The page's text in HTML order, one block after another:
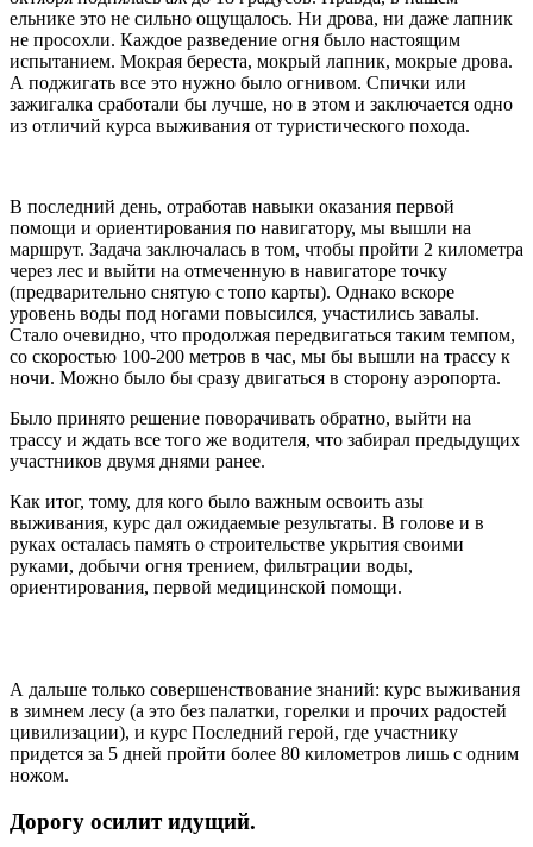
ельнике это не сильно ощущалось. Ни дрова, ни даже лапник
не просохли. Каждое разведение огня было настоящим
испытанием. Мокрая береста, мокрый лапник, мокрые дрова.
А поджигать все это нужно было огнивом. Спички или
зажигалка сработали бы лучше, но в этом и заключается одно
из отличий курса выживания от туристического похода.
В последний день, отработав навыки оказания первой
помощи и ориентирования по навигатору, мы вышли на
маршрут. Задача заключалась в том, чтобы пройти 2 километра
через лес и выйти на отмеченную в навигаторе точку
(предварительно снятую с топо карты). Однако вскоре
уровень воды под ногами повысился, участились завалы.
Стало очевидно, что продолжая передвигаться таким темпом,
со скоростью 100-200 метров в час, мы бы вышли на трассу к
ночи. Можно было бы сразу двигаться в сторону аэропорта.
Было принято решение поворачивать обратно, выйти на
трассу и ждать все того же водителя, что забирал предыдущих
участников двумя днями ранее.
Как итог, тому, для кого было важным освоить азы
выживания, курс дал ожидаемые результаты. В голове и в
руках осталась память о строительстве укрытия своими
руками, добычи огня трением, фильтрации воды,
ориентирования, первой медицинской помощи.
А дальше только совершенствование знаний: курс выживания
в зимнем лесу (а это без палатки, горелки и прочих радостей
цивилизации), и курс Последний герой, где участнику
придется за 5 дней пройти более 80 километров лишь с одним
ножом.
Дорогу осилит идущий.